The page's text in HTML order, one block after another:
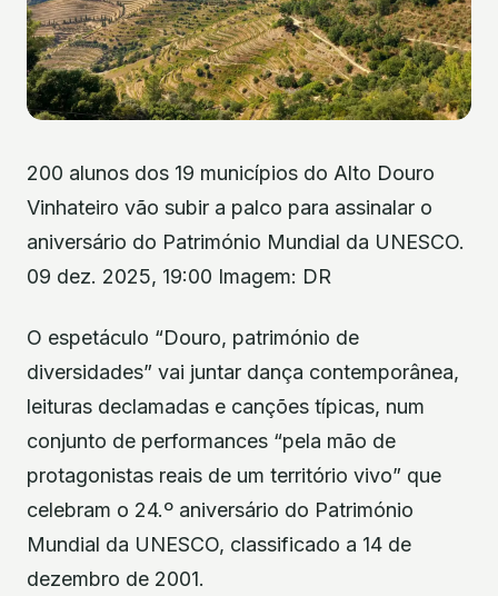
200 alunos dos 19 municípios do Alto Douro
Vinhateiro vão subir a palco para assinalar o
aniversário do Património Mundial da UNESCO.
09 dez. 2025, 19:00 Imagem: DR
O espetáculo “Douro, património de
diversidades” vai juntar dança contemporânea,
leituras declamadas e canções típicas, num
conjunto de performances “pela mão de
protagonistas reais de um território vivo” que
celebram o 24.º aniversário do Património
Mundial da UNESCO, classificado a 14 de
dezembro de 2001.